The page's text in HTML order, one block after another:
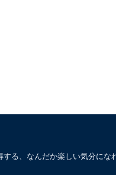
る、なんだか楽しい気分にな